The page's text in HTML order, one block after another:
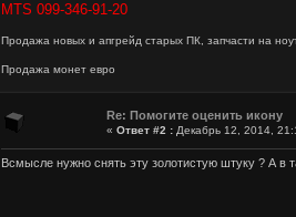
MTS 099-346-91-20
Продажа новых и апгрейд старых ПК, запчасти на
Продажа монет евро
Re: Помогите оценить икону
« Ответ #2 : Декабрь 12, 2014,
Всмысле нужно снять эту золотистую штуку ? А в